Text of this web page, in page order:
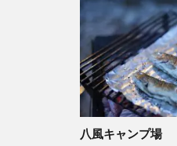
八風キャンプ場